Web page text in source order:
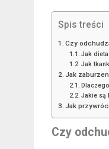
Spis treści
Czy
Jak
Jak
Jak
Jakie są
Jak
Czy